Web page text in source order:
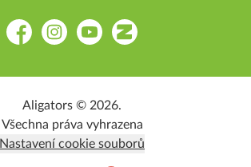
FacebookInstagramYouTubeZonerama
Aligators © 2026.
Všechna práva vyhrazena
Nastavení cookie souborů